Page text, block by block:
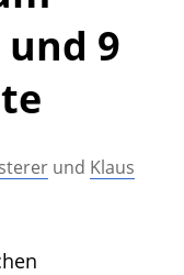
9
und Klaus